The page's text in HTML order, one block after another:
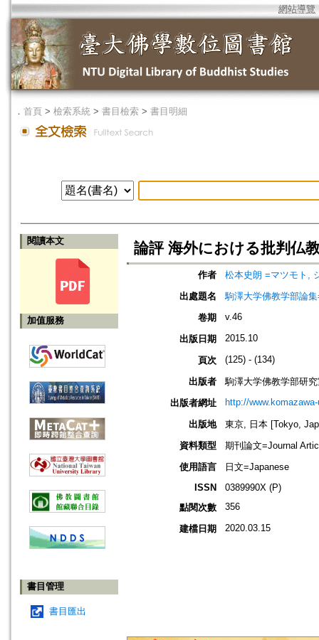
網站導覽
． 首頁 > 檢索系統 > 書目檢索 > 書目明細
閱讀本文
加值服務
書目管理
書目匯出
論評 海外における批判仏
作者
松本史朗 =マツモト,
出處題名
駒澤大学佛教学部論
卷期
v.46
出版日期 2015.10
頁次 (125) - (134)
出版者
駒澤大学佛教学部研
出版者網址
http://
出版地
東京, 日本 [Tokyo,
資料類型
期刊論文=Journal
使用語言
日文=Japanese
ISSN
0389990X (P)
點閱次數
356
建檔日期 2020.03.15